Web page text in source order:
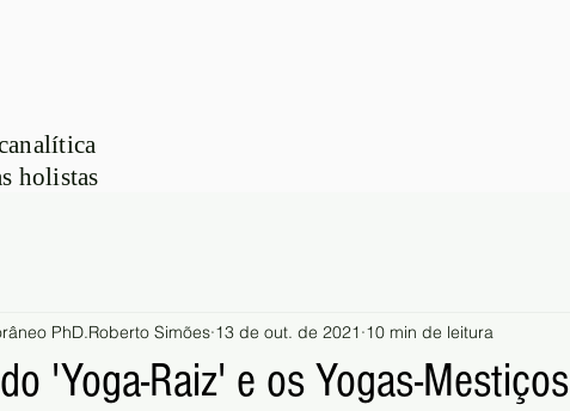
holistas
'Yoga-Raiz' e os Yogas-Mestiços
PhD.Roberto Simões 13 de out. de 2021 10 min de leitura